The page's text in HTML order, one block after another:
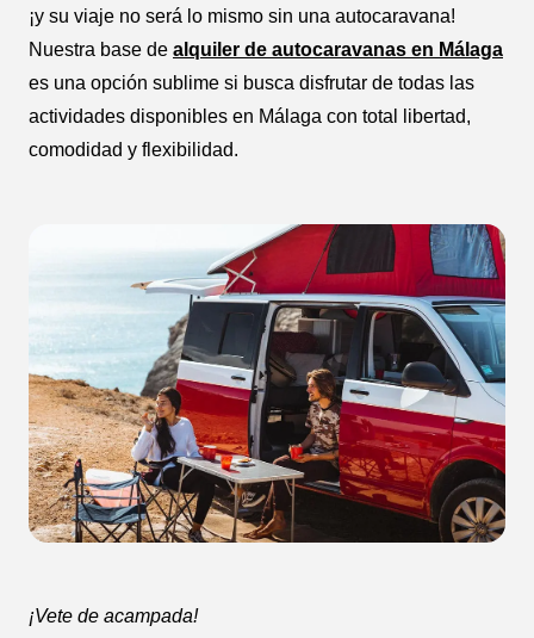
¡y su viaje no será lo mismo sin una autocaravana!
Nuestra base de alquiler de autocaravanas en Málaga
es una opción sublime si busca disfrutar de todas las
actividades disponibles en Málaga con total libertad,
comodidad y flexibilidad.
¡Vete de acampada!